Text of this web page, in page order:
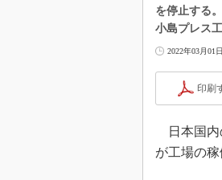
を停止する
小島プレス
2022年03月01
印刷
日本国内
が工場の